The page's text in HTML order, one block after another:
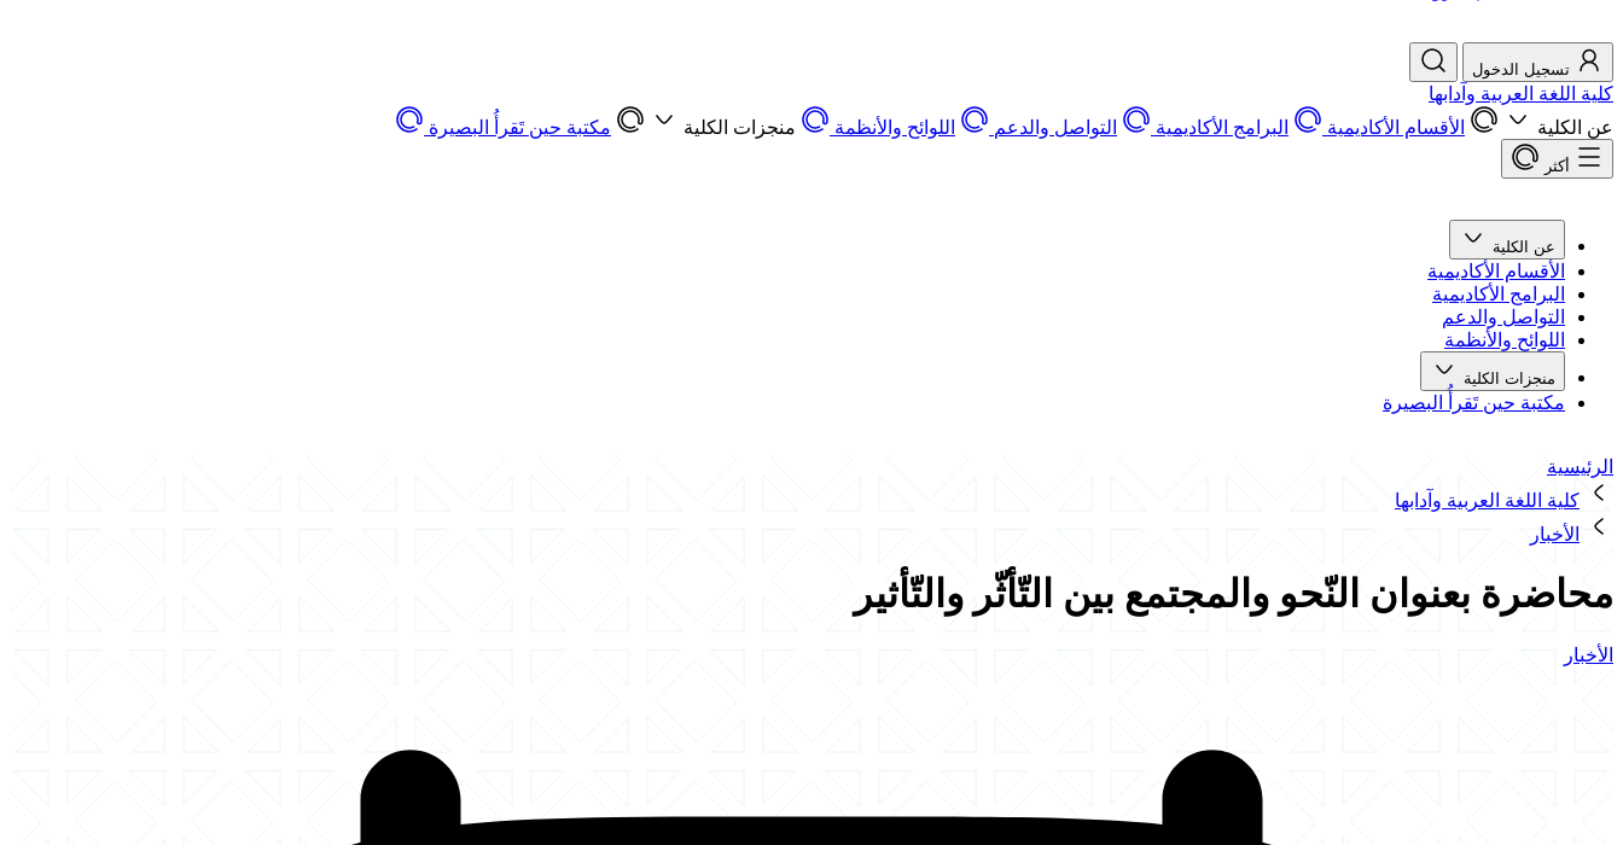
تسجيل الدخول
كلية اللغة العربية وآدابها
عن الكلية
الأقسام الأكاديمية البرامج الأكاديمية التواصل والدعم اللوائح والأنظمة منجزات الكلية مكتبة حين تَقرأُ البصيرة
أكثر
عن الكلية
الأقسام الأكاديمية
البرامج الأكاديمية
التواصل والدعم
اللوائح والأنظمة
منجزات الكلية
مكتبة حين تَقرأُ البصيرة
الرئيسية
كلية اللغة العربية وآدابها
الأخبار
محاضرة بعنوان النّحو والمجتمع بين التّأثّر والتّأثير
الأخبار